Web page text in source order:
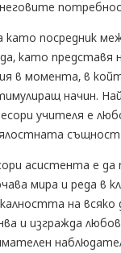
посредник
като представя
в момента, в
начин.
учителя е
същност
асистента е да
мира и реда в
на
и изгражда